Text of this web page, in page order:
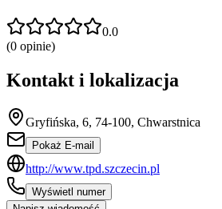
0.0
(0 opinie)
Kontakt i lokalizacja
Gryfińska, 6, 74-100, Chwarstnica
Pokaż E-mail
http://www.tpd.szczecin.pl
Wyświetl numer